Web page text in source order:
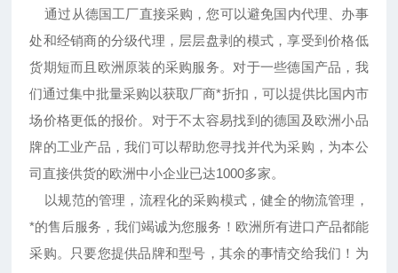
通过从德国工厂直接采购，您可以避免国内代理、办事
处和经销商的分级代理，层层盘剥的模式，享受到价格低
货期短而且欧洲原装的采购服务。对于一些德国产品，我
们通过集中批量采购以获取厂商*折扣，可以提供比国内市
场价格更低的报价。对于不太容易找到的德国及欧洲小品
牌的工业产品，我们可以帮助您寻找并代为采购，为本公
司直接供货的欧洲中小企业已达1000多家。
以规范的管理，流程化的采购模式，健全的物流管理，
*的售后服务，我们竭诚为您服务！欧洲所有进口产品都能
采购。只要您提供品牌和型号，其余的事情交给我们！为